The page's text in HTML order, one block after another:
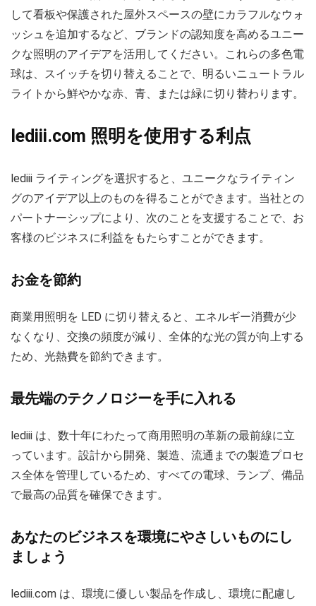
して看板や保護された屋外スペースの壁にカラフルなウォ
ッシュを追加するなど、ブランドの認知度を高めるユニー
クな照明のアイデアを活用してください。これらの多色電
球は、スイッチを切り替えることで、明るいニュートラル
ライトから鮮やかな赤、青、または緑に切り替わります。
lediii.com 照明を使用する利点
lediii ライティングを選択すると、ユニークなライティン
グのアイデア以上のものを得ることができます。当社との
パートナーシップにより、次のことを支援することで、お
客様のビジネスに利益をもたらすことができます。
お金を節約
商業用照明を LED に切り替えると、エネルギー消費が少
なくなり、交換の頻度が減り、全体的な光の質が向上する
ため、光熱費を節約できます。
最先端のテクノロジーを手に入れる
lediii は、数十年にわたって商用照明の革新の最前線に立
っています。設計から開発、製造、流通までの製造プロセ
ス全体を管理しているため、すべての電球、ランプ、備品
で最高の品質を確保できます。
あなたのビジネスを環境にやさしいものにし
ましょう
lediii.com は、環境に優しい製品を作成し、環境に配慮し